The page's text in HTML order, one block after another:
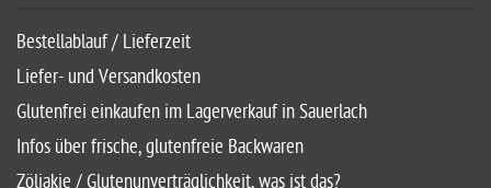
Bestellablauf / Lieferzeit
Liefer- und Versandkosten
Glutenfrei einkaufen im Lagerverkauf in Sauerlach
Infos über frische, glutenfreie Backwaren
Zöliakie / Glutenunverträglichkeit, was ist das?